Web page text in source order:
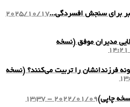
برای سنجش افسردگی...2025/10/17
طلایی مدیران موفق (نسخه
فرزندانشان را تربیت می‌کنند؟ (نسخه
چاپی)2022/01/09 - 13:37